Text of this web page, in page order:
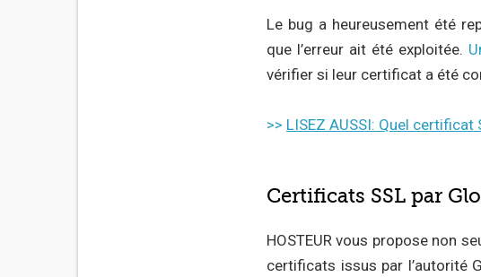
Le bug a heureusement été
que l’erreur ait été exploitée.
vérifier si leur certificat a été
>> LISEZ AUSSI: Quel certificat
Certificats SSL par
HOSTEUR vous propose non
certificats issus par l’autorité